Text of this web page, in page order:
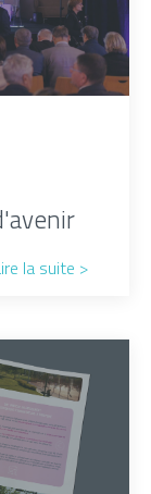
la suite >